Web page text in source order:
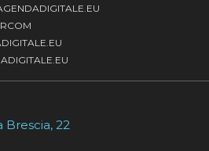
Brescia, 22